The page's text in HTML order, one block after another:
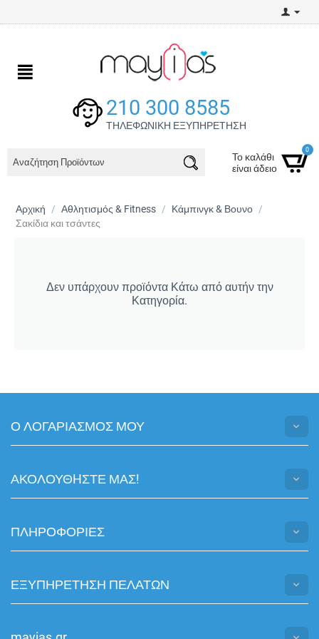
210 300 8585
ΤΗΛΕΦΩΝΙΚΗ ΕΞΥΠΗΡΕΤΗΣΗ
Το καλάθι
είναι άδειο
0
Αρχική / Αθλητισμός & Fitness / Κάμπινγκ & Βουνο /
Σακίδια και τσάντες
Δεν υπάρχουν προϊόντα Κάτω από αυτήν την
Κατηγορία.
Ο ΛΟΓΑΡΙΑΣΜΟΣ ΜΟΥ
ΑΚΟΛΟΥΘHΣΤΕ ΜΑΣ!
ΠΛΗΡΟΦΟΡΙΕΣ
ΕΞΥΠΗΡΕΤΗΣΗ ΠΕΛΑΤΩΝ